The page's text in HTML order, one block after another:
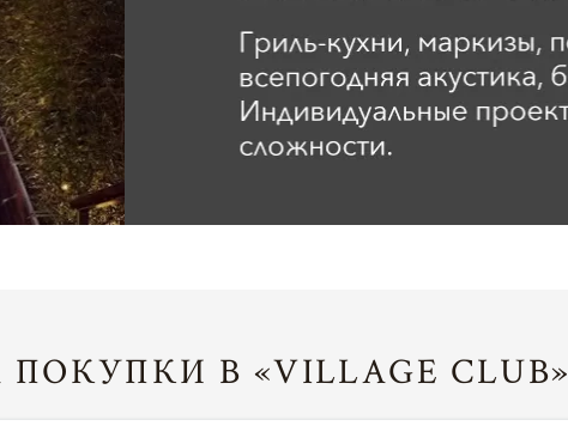
В «VILLAGE CLUB»